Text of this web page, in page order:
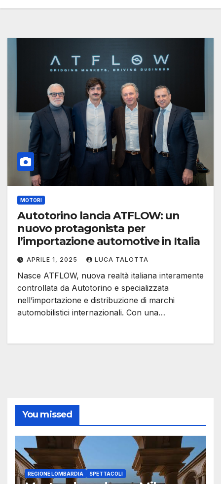
MOTORI
Autotorino lancia ATFLOW: un
nuovo protagonista per
l’importazione automotive in Italia
APRILE 1, 2025 LUCA TALOTTA
Nasce ATFLOW, nuova realtà italiana interamente
controllata da Autotorino e specializzata
nell’importazione e distribuzione di marchi
automobilistici internazionali. Con una…
You missed
REGIONE LOMBARDIA SPETTACOLI